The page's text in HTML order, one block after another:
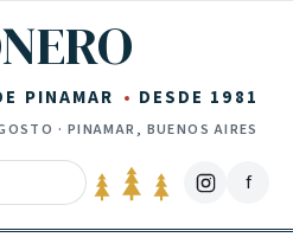
PINAMAR DESDE 1981
· PINAMAR, BUENOS AIRES
f